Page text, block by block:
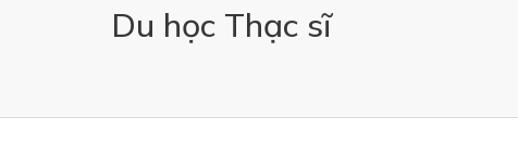
Du học Thạc sĩ